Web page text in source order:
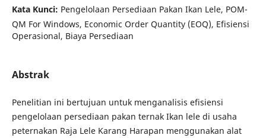
Kata Kunci: Pengelolaan Persediaan Pakan Ikan Lele, POM-
QM For Windows, Economic Order Quantity (EOQ), Efisiensi
Operasional, Biaya Persediaan
Abstrak
Penelitian ini bertujuan untuk menganalisis efisiensi
pengelolaan persediaan pakan ternak Ikan lele di usaha
peternakan Raja Lele Karang Harapan menggunakan alat